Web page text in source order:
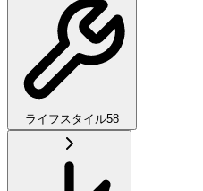
ライフスタイル58